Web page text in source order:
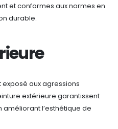
et conformes aux normes en
durable.
exposé aux agressions
extérieure garantissent
l’esthétique de